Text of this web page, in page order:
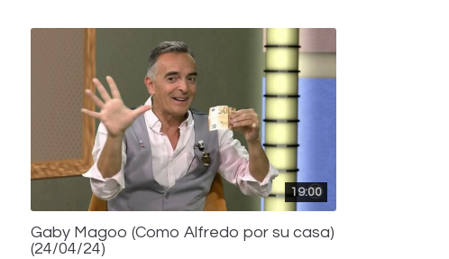
19:00
Gaby Magoo (Como Alfredo por su casa)
(24/04/24)